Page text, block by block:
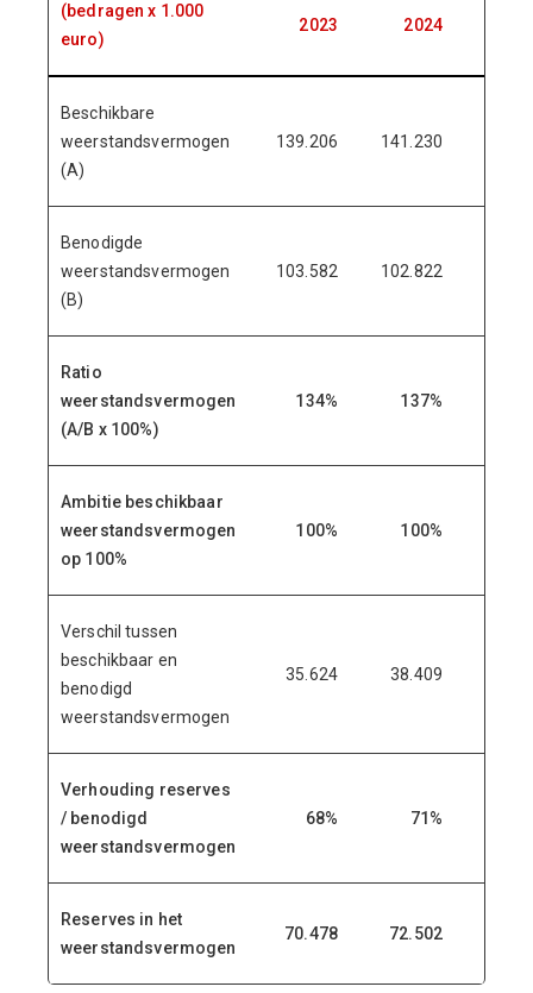
(bedragen x 1.000
euro)
2023 2024
Beschikbare
weerstandsvermogen
(A)
139.206 141.230
Benodigde
weerstandsvermogen
(B)
103.582 102.822
Ratio
weerstandsvermogen
(A/B x 100%)
134% 137%
Ambitie beschikbaar
weerstandsvermogen
op 100%
100% 100%
Verschil tussen
beschikbaar en
benodigd
weerstandsvermogen
35.624 38.409
Verhouding reserves
/ benodigd
weerstandsvermogen
68% 71%
Reserves in het
weerstandsvermogen
70.478 72.502